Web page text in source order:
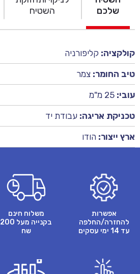
שלכם
השטיח
קולקציה: קליפורניה
טיב החומר: צמר
עובי: 25 מ"מ
טכניקת אריגה: עבודת יד
ארץ ייצור: הודו
אפשרות
להחזרה/החלפה
עד 14 ימי עסקים
משלוח חינם
בקנייה מעל 200
שח